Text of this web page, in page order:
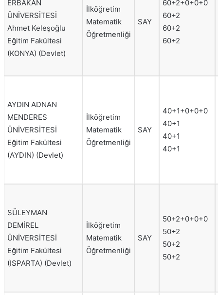
ERBAKAN
ÜNİVERSİTESİ
Ahmet Keleşoğlu
Eğitim Fakültesi
(KONYA) (Devlet)
İlköğretim
Matematik
Öğretmenliği
SAY
60+2+0+0+0
60+2
60+2
60+2
AYDIN ADNAN
MENDERES
ÜNİVERSİTESİ
Eğitim Fakültesi
(AYDIN) (Devlet)
İlköğretim
Matematik
Öğretmenliği
SAY
40+1+0+0+0
40+1
40+1
40+1
SÜLEYMAN
DEMİREL
ÜNİVERSİTESİ
Eğitim Fakültesi
(ISPARTA) (Devlet)
İlköğretim
Matematik
Öğretmenliği
SAY
50+2+0+0+0
50+2
50+2
50+2